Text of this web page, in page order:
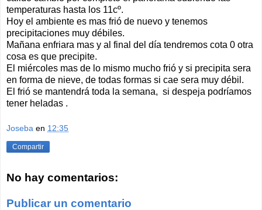
temperaturas hasta los 11cº.
Hoy el ambiente es mas frió de nuevo y tenemos
precipitaciones muy débiles.
Mañana enfriara mas y al final del día tendremos cota 0 otra
cosa es que precipite.
El miércoles mas de lo mismo mucho frió y si precipita sera
en forma de nieve, de todas formas si cae sera muy débil.
El frió se mantendrá toda la semana, si despeja podríamos
tener heladas .
Joseba en 12:35
Compartir
No hay comentarios:
Publicar un comentario